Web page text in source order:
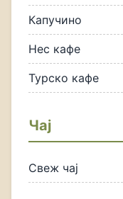
Капучино
Нес кафе
Турско кафе
Чај
Свеж чај